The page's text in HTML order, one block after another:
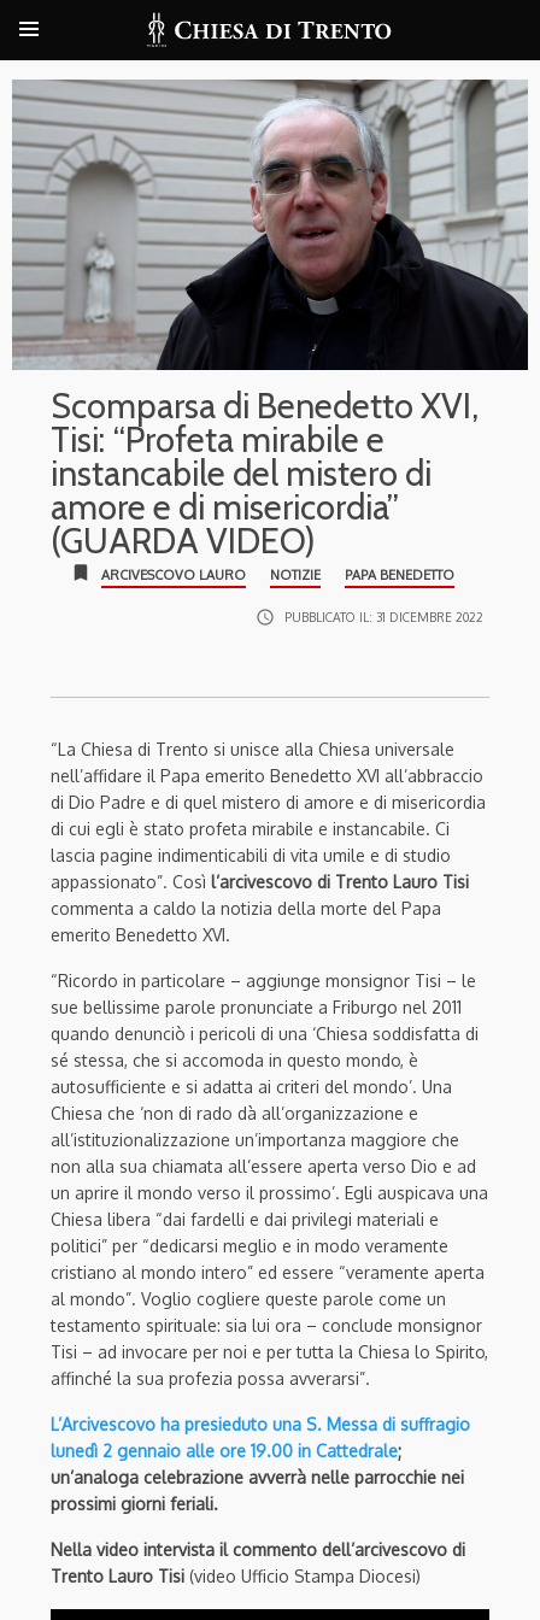
Scomparsa di Benedetto XVI,
Tisi: “Profeta mirabile e
instancabile del mistero di
amore e di misericordia”
(GUARDA VIDEO)
bookmark ARCIVESCOVO LAURO NOTIZIE PAPA BENEDETTO
access_time PUBBLICATO IL: 31 DICEMBRE 2022
“La Chiesa di Trento si unisce alla Chiesa universale
nell’affidare il Papa emerito Benedetto XVI all’abbraccio
di Dio Padre e di quel mistero di amore e di misericordia
di cui egli è stato profeta mirabile e instancabile. Ci
lascia pagine indimenticabili di vita umile e di studio
appassionato”. Così l’arcivescovo di Trento Lauro Tisi
commenta a caldo la notizia della morte del Papa
emerito Benedetto XVI.
“Ricordo in particolare – aggiunge monsignor Tisi – le
sue bellissime parole pronunciate a Friburgo nel 2011
quando denunciò i pericoli di una ‘Chiesa soddisfatta di
sé stessa, che si accomoda in questo mondo, è
autosufficiente e si adatta ai criteri del mondo’. Una
Chiesa che ‘non di rado dà all’organizzazione e
all’istituzionalizzazione un’importanza maggiore che
non alla sua chiamata all’essere aperta verso Dio e ad
un aprire il mondo verso il prossimo’. Egli auspicava una
Chiesa libera “dai fardelli e dai privilegi materiali e
politici” per “dedicarsi meglio e in modo veramente
cristiano al mondo intero” ed essere “veramente aperta
al mondo”. Voglio cogliere queste parole come un
testamento spirituale: sia lui ora – conclude monsignor
Tisi – ad invocare per noi e per tutta la Chiesa lo Spirito,
affinché la sua profezia possa avverarsi”.
L’Arcivescovo ha presieduto una S. Messa di suffragio
lunedì 2 gennaio alle ore 19.00 in Cattedrale;
un’analoga celebrazione avverrà nelle parrocchie nei
prossimi giorni feriali.
Nella video intervista il commento dell’arcivescovo di
Trento Lauro Tisi (video Ufficio Stampa Diocesi)